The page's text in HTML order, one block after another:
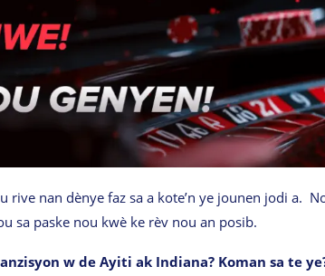
rive nan dènye faz sa a kote’n ye jounen jodi a.
sa paske nou kwè ke rèv nou an posib.
w de Ayiti ak Indiana? Koman sa te